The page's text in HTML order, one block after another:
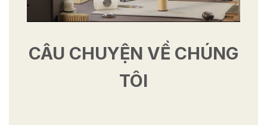
CÂU CHUYỆN VỀ CHÚNG
TÔI